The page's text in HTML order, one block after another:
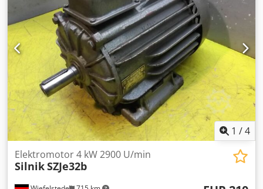
1 /4
Elektromotor 4 kW 2900 U/min
SilnikSZJe32b